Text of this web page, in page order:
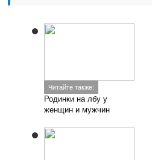
Читайте также:
Родинки на лбу у
женщин и мужчин